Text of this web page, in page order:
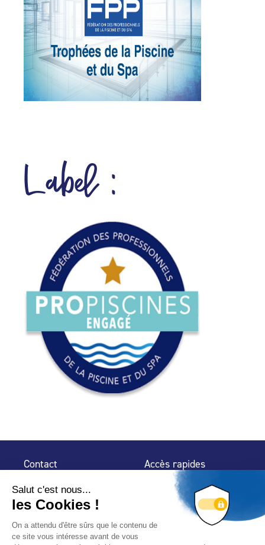
Label :
Contact
32 rue de Mogador
75 009 Paris
Accès rapides
Espace Presse
Trouver un
professionnel